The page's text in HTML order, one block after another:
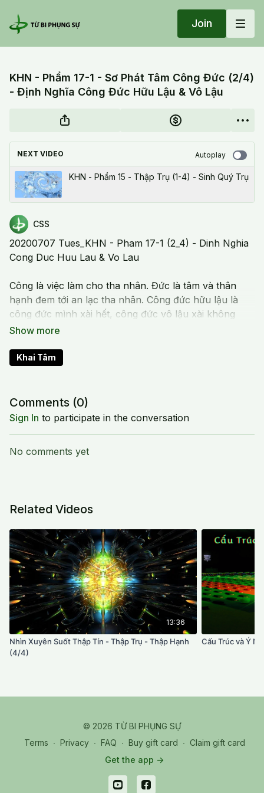
Join
KHN - Phẩm 17-1 - Sơ Phát Tâm Công Đức (2/4)
- Định Nghĩa Công Đức Hữu Lậu & Vô Lậu
NEXT VIDEO Autoplay
KHN - Phẩm 15 - Thập Trụ (1-4) - Sinh Quý Trụ
CSS
20200707 Tues_KHN - Pham 17-1 (2_4) - Dinh Nghia
Cong Duc Huu Lau & Vo Lau
Công là việc làm cho tha nhân. Đức là tâm và thân
hạnh đem tới an lạc tha nhân. Công đức hữu lậu là
công đức mình xài hết, công đức vô lậu xài không
bao giờ hết.
chúng sinh, năng lượng tới Pháp Giới, trí huệ tới sự
Khai Tâm
Comments (0)
Sign In to participate in the conversation
No comments yet
Related Videos
13:36
Nhìn Xuyên Suốt Thập Tín - Thập Trụ - Thập Hạnh
(4/4)
Cấu Trúc và Ý
© 2026 TỪ BI PHỤNG SỰ
Terms ∙ Privacy ∙ FAQ ∙ Buy gift card ∙ Claim gift card
Get the app ->